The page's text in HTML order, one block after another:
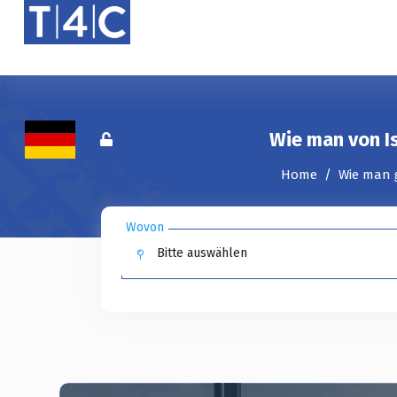
Wie man von
Home Wie man
Wovon
Bitte auswählen